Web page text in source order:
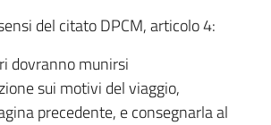
del citato DPCM, articolo 4:
dovranno munirsi
sui motivi del viaggio,
precedente, e consegnarla al